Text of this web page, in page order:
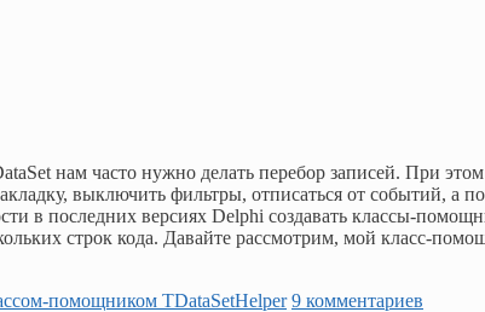
нам часто нужно делать перебор записей. При
выключить фильтры, отписаться от событий, а
в последних версиях Delphi создавать классы-
строк кода. Давайте рассмотрим, мой класс-
помощником TDataSetHelper 9 комментариев